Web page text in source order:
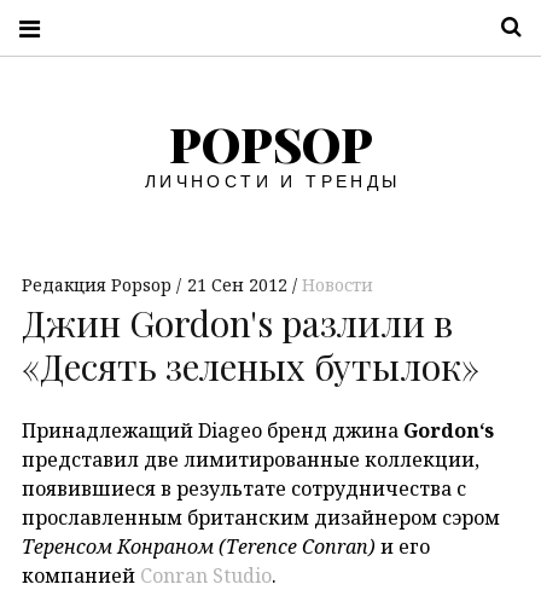
POPSOP
ЛИЧНОСТИ И ТРЕНДЫ
Редакция Popsop 21 Сен 2012 Новости
Джин Gordon's разлили в
«Десять зеленых бутылок»
Принадлежащий Diageo бренд джина Gordon‘s
представил две лимитированные коллекции,
появившиеся в результате сотрудничества с
прославленным британским дизайнером сэром
Теренсом Конраном (Terence Conran) и его
компанией Conran Studio.